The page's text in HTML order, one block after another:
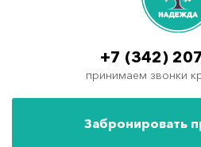
+7 (342)
принимаем звонки
Забронировать